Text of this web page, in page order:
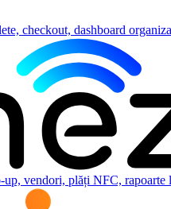
checkout, dashboard
vendori, plăți NFC, rapoarte